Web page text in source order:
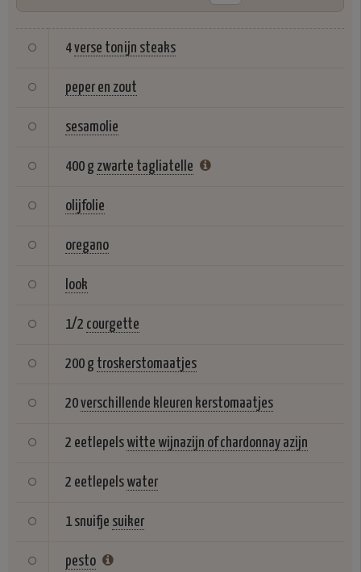
4verse tonijn steaks
peper en zout
sesamolie
400 g zwarte tagliatelle
olijfolie
oregano
look
1/2 courgette
200 g troskerstomaatjes
20verschillende kleuren kerstomaatjes
2 eetlepels witte wijnazijn of chardonnay azijn
2 eetlepels water
1 snuifje suiker
pesto